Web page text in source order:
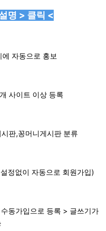
명 > 클릭 <
자동으로 홍보
사이트 이상 등록
판,꽁머니게시판 분류
정없이 자동으로 회원가입)
동가입으로 등록 > 글쓰기가